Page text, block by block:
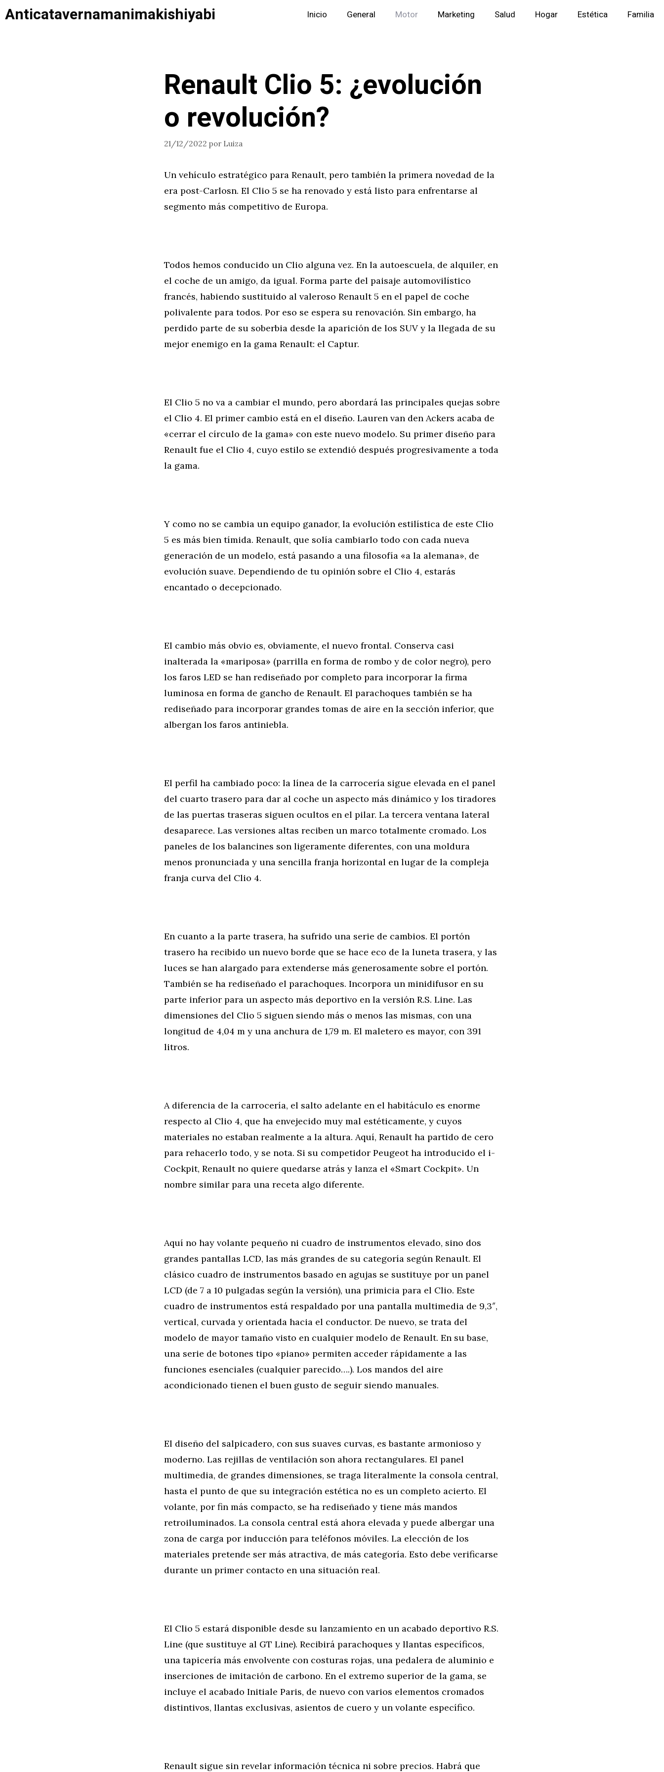
Saltar
alAnticatavernamanimakishiyabi Inicio General Motor Marketing Salud Hogar Estética Familia
Renault Clio 5: ¿evolución
o revolución?
21/12/2022 por Luiza
Un vehículo estratégico para Renault, pero también la primera novedad de la
era post-Carlosn. El Clio 5 se ha renovado y está listo para enfrentarse al
segmento más competitivo de Europa.
Todos hemos conducido un Clio alguna vez. En la autoescuela, de alquiler, en
el coche de un amigo, da igual. Forma parte del paisaje automovilístico
francés, habiendo sustituido al valeroso Renault 5 en el papel de coche
polivalente para todos. Por eso se espera su renovación. Sin embargo, ha
perdido parte de su soberbia desde la aparición de los SUV y la llegada de su
mejor enemigo en la gama Renault: el Captur.
El Clio 5 no va a cambiar el mundo, pero abordará las principales quejas sobre
el Clio 4. El primer cambio está en el diseño. Lauren van den Ackers acaba de
«cerrar el círculo de la gama» con este nuevo modelo. Su primer diseño para
Renault fue el Clio 4, cuyo estilo se extendió después progresivamente a toda
la gama.
Y como no se cambia un equipo ganador, la evolución estilística de este Clio
5 es más bien tímida. Renault, que solía cambiarlo todo con cada nueva
generación de un modelo, está pasando a una filosofía «a la alemana», de
evolución suave. Dependiendo de tu opinión sobre el Clio 4, estarás
encantado o decepcionado.
El cambio más obvio es, obviamente, el nuevo frontal. Conserva casi
inalterada la «mariposa» (parrilla en forma de rombo y de color negro), pero
los faros LED se han rediseñado por completo para incorporar la firma
luminosa en forma de gancho de Renault. El parachoques también se ha
rediseñado para incorporar grandes tomas de aire en la sección inferior, que
albergan los faros antiniebla.
El perfil ha cambiado poco: la línea de la carrocería sigue elevada en el panel
del cuarto trasero para dar al coche un aspecto más dinámico y los tiradores
de las puertas traseras siguen ocultos en el pilar. La tercera ventana lateral
desaparece. Las versiones altas reciben un marco totalmente cromado. Los
paneles de los balancines son ligeramente diferentes, con una moldura
menos pronunciada y una sencilla franja horizontal en lugar de la compleja
franja curva del Clio 4.
En cuanto a la parte trasera, ha sufrido una serie de cambios. El portón
trasero ha recibido un nuevo borde que se hace eco de la luneta trasera, y las
luces se han alargado para extenderse más generosamente sobre el portón.
También se ha rediseñado el parachoques. Incorpora un minidifusor en su
parte inferior para un aspecto más deportivo en la versión R.S. Line. Las
dimensiones del Clio 5 siguen siendo más o menos las mismas, con una
longitud de 4,04 m y una anchura de 1,79 m. El maletero es mayor, con 391
litros.
A diferencia de la carrocería, el salto adelante en el habitáculo es enorme
respecto al Clio 4, que ha envejecido muy mal estéticamente, y cuyos
materiales no estaban realmente a la altura. Aquí, Renault ha partido de cero
para rehacerlo todo, y se nota. Si su competidor Peugeot ha introducido el i-
Cockpit, Renault no quiere quedarse atrás y lanza el «Smart Cockpit». Un
nombre similar para una receta algo diferente.
Aquí no hay volante pequeño ni cuadro de instrumentos elevado, sino dos
grandes pantallas LCD, las más grandes de su categoría según Renault. El
clásico cuadro de instrumentos basado en agujas se sustituye por un panel
LCD (de 7 a 10 pulgadas según la versión), una primicia para el Clio. Este
cuadro de instrumentos está respaldado por una pantalla multimedia de 9,3″,
vertical, curvada y orientada hacia el conductor. De nuevo, se trata del
modelo de mayor tamaño visto en cualquier modelo de Renault. En su base,
una serie de botones tipo «piano» permiten acceder rápidamente a las
funciones esenciales (cualquier parecido….). Los mandos del aire
acondicionado tienen el buen gusto de seguir siendo manuales.
El diseño del salpicadero, con sus suaves curvas, es bastante armonioso y
moderno. Las rejillas de ventilación son ahora rectangulares. El panel
multimedia, de grandes dimensiones, se traga literalmente la consola central,
hasta el punto de que su integración estética no es un completo acierto. El
volante, por fin más compacto, se ha rediseñado y tiene más mandos
retroiluminados. La consola central está ahora elevada y puede albergar una
zona de carga por inducción para teléfonos móviles. La elección de los
materiales pretende ser más atractiva, de más categoría. Esto debe verificarse
durante un primer contacto en una situación real.
El Clio 5 estará disponible desde su lanzamiento en un acabado deportivo R.S.
Line (que sustituye al GT Line). Recibirá parachoques y llantas específicos,
una tapicería más envolvente con costuras rojas, una pedalera de aluminio e
inserciones de imitación de carbono. En el extremo superior de la gama, se
incluye el acabado Initiale Paris, de nuevo con varios elementos cromados
distintivos, llantas exclusivas, asientos de cuero y un volante específico.
Renault sigue sin revelar información técnica ni sobre precios. Habrá que